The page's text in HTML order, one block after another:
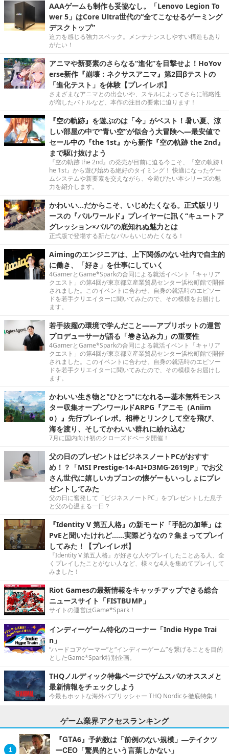
AAAゲームも制作も妥協なし。「Lenovo Legion To
wer 5」はCore Ultra世代の“全てこなせるゲーミング
デスクトップ”
迫力を感じる強力スペック。メンテナンスしやすい構造もあり
がたい！
アニマや新要素のさらなる“進化”を目撃せよ！HoYov
erse新作『崩壊：ネクサスアニマ』第2回βテストの
「進化テスト」を体験【プレイレポ】
さまざまなアニマとの出会いや、スキルによってさらに戦略性
が増したバトルなど、本作の注目の要素に迫ります！
『空の軌跡』を遊ぶのは「今」がベスト！暑い夏、涼
しい部屋の中で“青い空”が似合う大冒険へ―最安値で
セール中の『the 1st』から新作『空の軌跡 the 2nd』
まで駆け抜けよう
『空の軌跡 the 2nd』の発売が目前に迫る今こそ、『空の軌跡 t
he 1st』から遊び始める絶好のタイミング！ 快適になったゲー
ムシステムや新要素を交えながら、今遊びたい本シリーズの魅
力を紹介します。
かわいい…だからこそ、いじめたくなる。正式版リリ
ースの『パルワールド』プレイヤーに訊く“キュートア
グレッション×パル”の底知れぬ魅力とは
正式版で登場する新たなパルもいじめたくなる！
Aimingのエンジニアは、上下関係のない社内で自主的
に働き、「好き」を仕事にしていく
4GamerとGame*Sparkの合同による就活イベント「キャリア
クエスト」の第4回が東京都立産業貿易センター浜松町館で開催
されました。このイベントに合わせ、自身の就活時のエピソー
ドを若手クリエイターに聞いてみたので、その模様をお届けし
ます。
若手抜擢の環境で学んだこと――アプリボットの運営
プロデューサーが語る「巻き込み力」の重要性
4GamerとGame*Sparkの合同による就活イベント「キャリア
クエスト」の第4回が東京都立産業貿易センター浜松町館で開催
されました。このイベントに合わせ、自身の就活時のエピソー
ドを若手クリエイターに聞いてみたので、その模様をお届けし
ます。
かわいい生き物と"ひとつ"になれる―基本無料モンス
ター収集オープンワールドARPG『アニモ（Aniim
o）』先行プレイレポ。相棒とリンクして空を飛び、
海を渡り、そしてかわいい群れに紛れ込む
7月に国内向け初のクローズドベータ開催！
父の日のプレゼントはビジネスノートPCがおすす
め！？「MSI Prestige-14-AI+D3MG-2619JP」でお父
さん世代に嬉しいカプコンの懐ゲーもいっしょにプレ
ゼントしてみた
父の日に奮発して「ビジネスノートPC」をプレゼントした息子
と父の心温まる一日？
『Identity V 第五人格』の新モード「手記の加筆」は
PvEと聞いたけれど……実際どうなの？集まってプレイ
してみた！【プレイレポ】
『Identity V 第五人格』が好きな人やプレイしたことある人、全
くプレイしたことがない人など、様々な4人を集めてプレイして
みました！
Riot Gamesの最新情報をキャッチアップできる総合
ニュースサイト「FISTBUMP」
サイトの運営はGame*Spark！
インディーゲーム特化のコーナー「Indie Hype Trai
n」
“ハードコアゲーマー”と“インディーゲーム”を繋げることを目的
としたGame*Spark特別企画。
THQノルディック特集ページでゲムスパのオススメと
最新情報をチェックしよう
今最もホットな海外パブリッシャー THQ Nordicを徹底特集！
ゲーム業界アクセスランキング
『GTA6』予約数は「前例のない規模」―テイクツ
ーCEO「驚異的という言葉しかない」